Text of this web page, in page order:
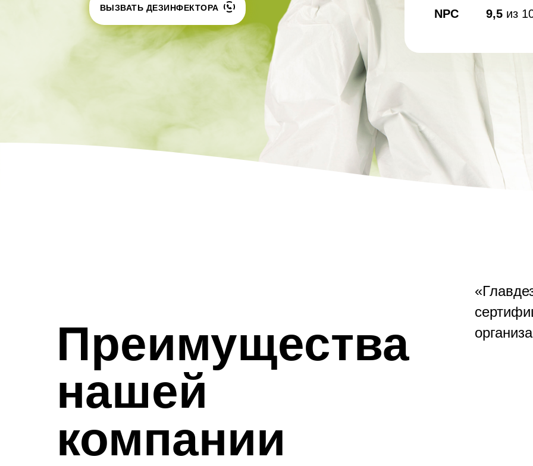
Шершни
Медведка
Дезинсекция помещений
Обработка мусорных
контейнеров
Обработка
Дезинфекция
холодильников
ВЫЗВАТЬ ДЕЗИНФЕКТОРА
NPC
9,5 из
Преимущества
нашей
компании